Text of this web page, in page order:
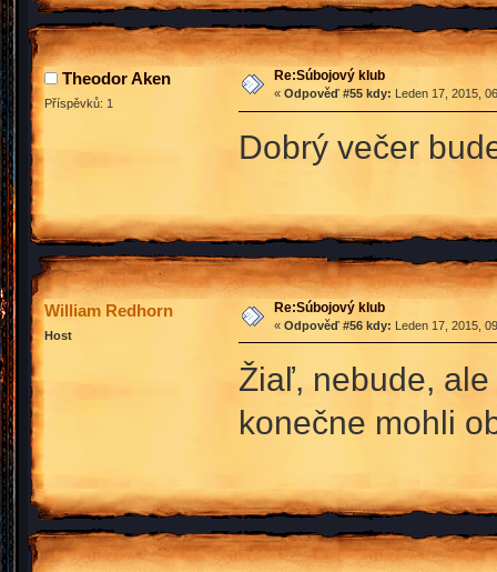
Theodor Aken
Příspěvků: 1
Re:Súbojový klub
« Odpověď #55 kdy: Leden 17, 2015,
Dobrý večer
William Redhorn
Host
Re:Súbojový klub
« Odpověď #56 kdy: Leden 17, 2015,
Žiaľ, nebude,
konečne mohli